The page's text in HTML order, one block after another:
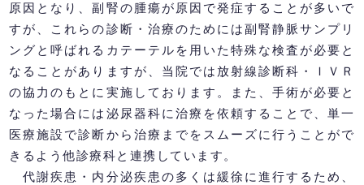
原因となり、副腎の腫瘍が原因で発症することが多いで
すが、これらの診断・治療のためには副腎静脈サンプリ
ングと呼ばれるカテーテルを用いた特殊な検査が必要と
なることがありますが、当院では放射線診断科・ＩＶＲ
の協力のもとに実施しております。また、手術が必要と
なった場合には泌尿器科に治療を依頼することで、単一
医療施設で診断から治療までをスムーズに行うことがで
きるよう他診療科と連携しています。
代謝疾患・内分泌疾患の多くは緩徐に進行するため、